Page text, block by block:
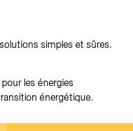
simples et sûres.
les énergies
énergétique.